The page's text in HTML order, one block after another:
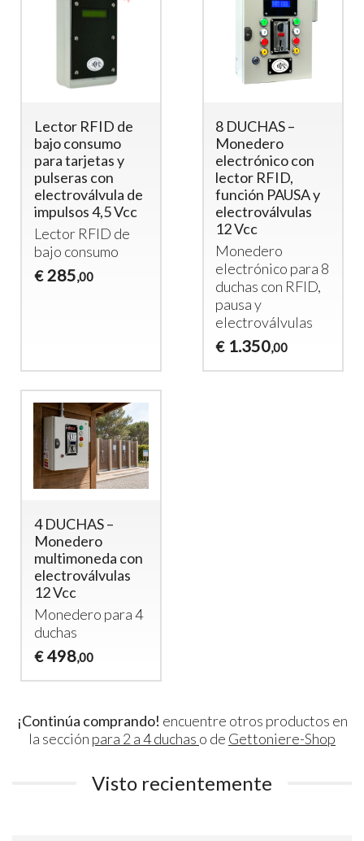
Lector RFID de
bajo consumo
para tarjetas y
pulseras con
electroválvula de
impulsos 4,5 Vcc
Lector RFID de
bajo consumo
€ 285,00
8 DUCHAS –
Monedero
electrónico con
lector RFID,
función PAUSA y
electroválvulas
12 Vcc
Monedero
electrónico para 8
duchas con RFID,
pausa y
electroválvulas
€ 1.350,00
4 DUCHAS –
Monedero
multimoneda con
electroválvulas
12 Vcc
Monedero para 4
duchas
€ 498,00
¡Continúa comprando! encuentre otros productos en
la sección para 2 a 4 duchas o de Gettoniere-Shop
Visto recientemente